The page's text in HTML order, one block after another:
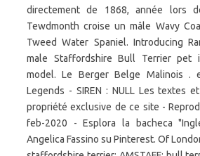
directement de 1868, année lors
Tewdmonth croise un mâle Wavy
Tweed Water Spaniel. Introducing
male Staffordshire Bull Terrier pet
model. Le Berger Belge Malinois .
Legends - SIREN : NULL Les textes
propriété exclusive de ce site -
feb-2020 - Esplora la bacheca
Angelica Fassino su Pinterest. Of